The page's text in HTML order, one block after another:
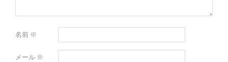
名前 ※
メール ※